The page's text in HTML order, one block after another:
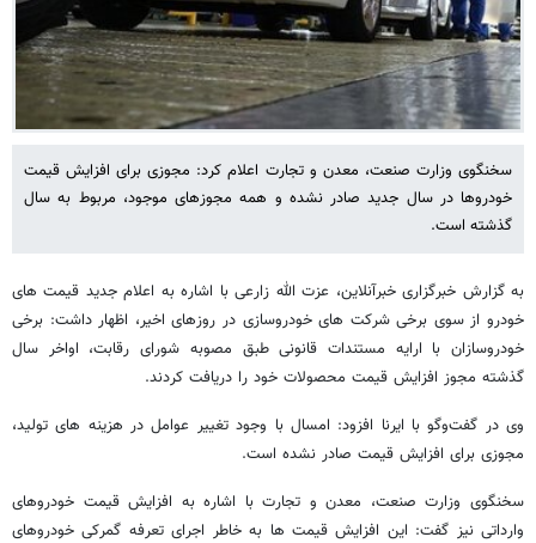
سخنگوی وزارت صنعت، معدن و تجارت اعلام کرد: مجوزی برای افزایش قیمت
خودروها در سال جدید صادر نشده و همه مجوزهای موجود، مربوط به سال
گذشته است.
به گزارش خبرگزاری خبرآنلاین، عزت الله زارعی با اشاره به اعلام جدید قیمت های
خودرو از سوی برخی شرکت های خودروسازی در روزهای اخیر، اظهار داشت: برخی
خودروسازان با ارایه مستندات قانونی طبق مصوبه شورای رقابت، اواخر سال
گذشته مجوز افزایش قیمت محصولات خود را دریافت کردند.
وی در گفت‌وگو با ایرنا افزود: امسال با وجود تغییر عوامل در هزینه های تولید،
مجوزی برای افزایش قیمت صادر نشده است.
سخنگوی وزارت صنعت، معدن و تجارت با اشاره به افزایش قیمت خودروهای
وارداتی نیز گفت: این افزایش قیمت ها به خاطر اجرای تعرفه گمرکی خودروهای